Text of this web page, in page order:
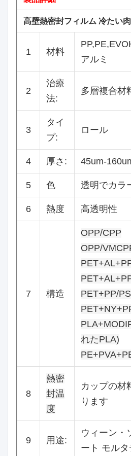
高壁熱密封フィルム 冷たい
1 材料
アルミ
2
治療
法:
多層複合材
3
タイ
プ:
ロール
4 厚さ: 45um-
5 色 透明でカラ
6 熱度 高透明性
7 構造
OPP/CPP
OPP/
PET+PP/
れたPLA)
8
熱密
封温
度
カップの材
ります
9 用途:
ウィーン・
ート モル